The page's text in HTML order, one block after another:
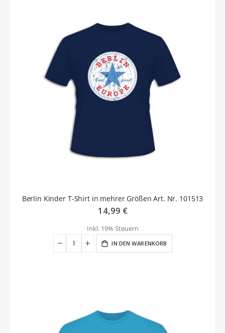
Berlin Kinder T-Shirt in mehrer Größen Art. Nr. 101513
14,99 €
Inkl. 19% Steuern
IN DEN WARENKORB